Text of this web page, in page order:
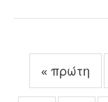
« πρώτη